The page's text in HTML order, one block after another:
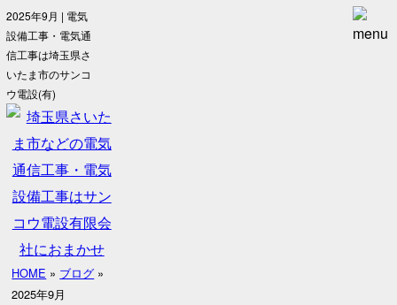
2025年9月 | 電気
設備工事・電気通
信工事は埼玉県さ
いたま市のサンコ
ウ電設(有)
HOME » ブログ »
2025年9月